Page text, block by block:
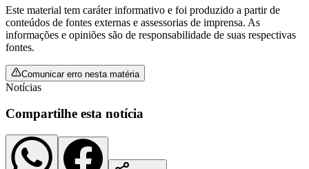
Este material tem caráter informativo e foi produzido a partir de
conteúdos de fontes externas e assessorias de imprensa. As
informações e opiniões são de responsabilidade de suas respectivas
fontes.
Comunicar erro nesta matéria
Notícias
Compartilhe esta notícia